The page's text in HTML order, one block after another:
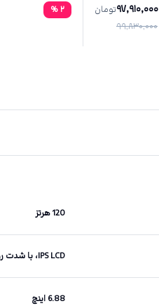
97,910,000
99,830,000
تومان
2
%
120 هرتز
IPS LCD، با شدت روشنایی 600 نیت
6.88 اینچ